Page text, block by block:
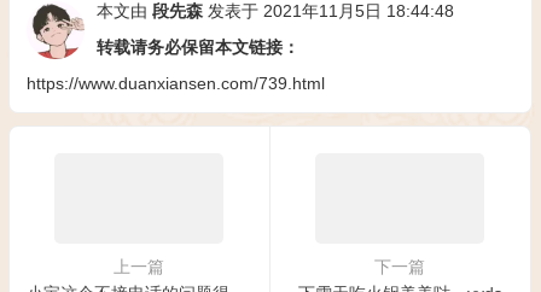
本文由 段先森发表于 2021年11月5日 18:44:48
转载请务必保留本文链接：
https://www.duanxiansen.com/739.html
上一篇
下一篇